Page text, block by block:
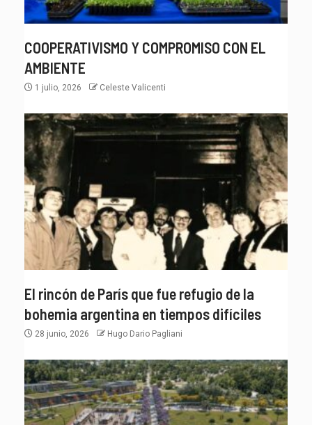
COOPERATIVISMO Y COMPROMISO CON EL
AMBIENTE
1 julio, 2026 Celeste Valicenti
El rincón de París que fue refugio de la
bohemia argentina en tiempos difíciles
28 junio, 2026 Hugo Dario Pagliani